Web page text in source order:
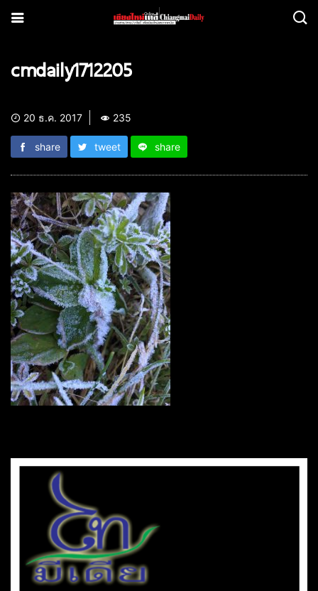
cmdaily1712205
20 ธ.ค. 2017 235
share tweet share